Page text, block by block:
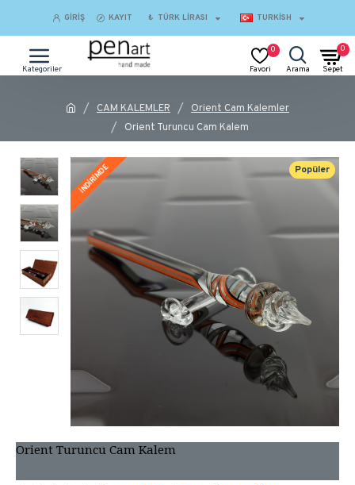
GIRIŞ KAYIT ₺ TÜRK LIRASI TURKISH
0 0
CAM KALEMLER
Orient Cam Kalemler
Orient Turuncu Cam Kalem
Popüler
İNDİRİMDE
Orient Turuncu Cam Kalem